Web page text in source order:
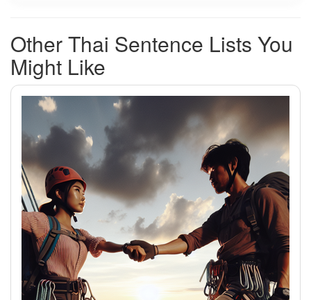
Other Thai Sentence Lists You
Might Like